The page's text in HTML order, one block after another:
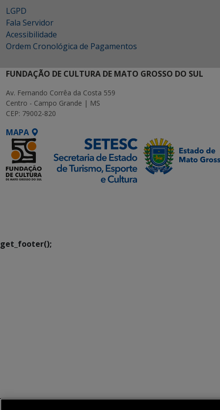
LGPD
Fala Servidor
Acessibilidade
Ordem Cronológica de Pagamentos
FUNDAÇÃO DE CULTURA DE MATO GROSSO DO SUL
Av. Fernando Corrêa da Costa 559
Centro - Campo Grande | MS
CEP: 79002-820
MAPA
get_footer();